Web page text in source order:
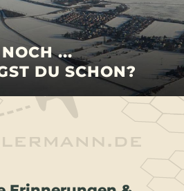
...
DU SCHON?